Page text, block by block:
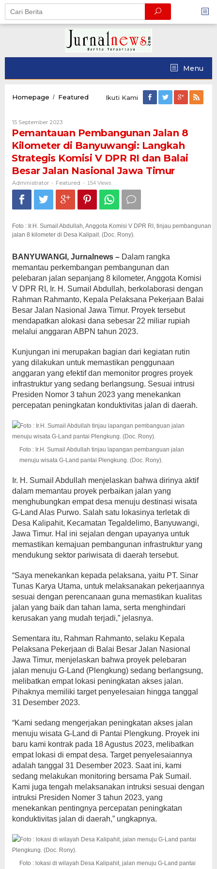
Skip
content
Menu
Homepage / Featured Pemantauan
Kilometer
Banyuwangi:
Langkah
Strategis
Komisi
V
DPR
RI
dan
Besar
Jalan
Jawa
Ikuti Kami
15 September 2023Oleh
Administrator
Pemantauan Pembangunan Jalan 8
Kilometer di Banyuwangi: Langkah
Strategis Komisi V DPR RI dan Balai
Besar Jalan Nasional Jawa Timur
Administrator - Featured - 154 Views
Foto : Ir.H. Sumail Abdullah, Anggota Komisi V DPR RI, tinjau pembangunan
jalan 8 kilometer di Desa Kalipait. (Doc. Rony).
BANYUWANGI, Jurnalnews – Dalam rangka
memantau perkembangan pembangunan dan
pelebaran jalan sepanjang 8 kilometer, Anggota Komisi
V DPR RI, Ir. H. Sumail Abdullah, berkolaborasi dengan
Rahman Rahmanto, Kepala Pelaksana Pekerjaan Balai
Besar Jalan Nasional Jawa Timur. Proyek tersebut
mendapatkan alokasi dana sebesar 22 miliar rupiah
melalui anggaran ABPN tahun 2023.
Kunjungan ini merupakan bagian dari kegiatan rutin
yang dilakukan untuk memastikan penggunaan
anggaran yang efektif dan memonitor progres proyek
infrastruktur yang sedang berlangsung. Sesuai intrusi
Presiden Nomor 3 tahun 2023 yang menekankan
percepatan peningkatan konduktivitas jalan di daerah.
Foto : Ir.H. Sumail Abdullah tinjau lapangan pembanguan jalan
menuju wisata G-Land pantai Plengkung. (Doc. Rony).
Ir. H. Sumail Abdullah menjelaskan bahwa dirinya aktif
dalam memantau proyek perbaikan jalan yang
menghubungkan empat desa menuju destinasi wisata
G-Land Alas Purwo. Salah satu lokasinya terletak di
Desa Kalipahit, Kecamatan Tegaldelimo, Banyuwangi,
Jawa Timur. Hal ini sejalan dengan upayanya untuk
memastikan kemajuan pembangunan infrastruktur yang
mendukung sektor pariwisata di daerah tersebut.
“Saya menekankan kepada pelaksana, yaitu PT. Sinar
Tunas Karya Utama, untuk melaksanakan pekerjaannya
sesuai dengan perencanaan guna memastikan kualitas
jalan yang baik dan tahan lama, serta menghindari
kerusakan yang mudah terjadi,” jelasnya.
Sementara itu, Rahman Rahmanto, selaku Kepala
Pelaksana Pekerjaan di Balai Besar Jalan Nasional
Jawa Timur, menjelaskan bahwa proyek pelebaran
jalan menuju G-Land (Plengkung) sedang berlangsung,
melibatkan empat lokasi peningkatan akses jalan.
Pihaknya memiliki target penyelesaian hingga tanggal
31 Desember 2023.
“Kami sedang mengerjakan peningkatan akses jalan
menuju wisata G-Land di Pantai Plengkung. Proyek ini
baru kami kontrak pada 18 Agustus 2023, melibatkan
empat lokasi di empat desa. Target penyelesaiannya
adalah tanggal 31 Desember 2023. Saat ini, kami
sedang melakukan monitoring bersama Pak Sumail.
Kami juga tengah melaksanakan intruksi sesuai dengan
intruksi Presiden Nomer 3 tahun 2023, yang
menekankan pentingnya percepatan peningkatan
konduktivitas jalan di daerah,” ungkapnya.
Foto : lokasi di wilayah Desa Kalipahit, jalan menuju G-Land pantai